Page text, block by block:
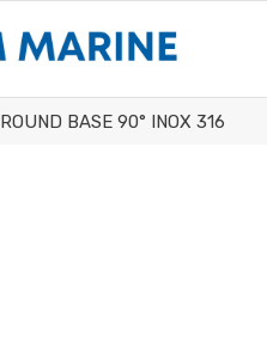
ROUND BASE 90° INOX 316